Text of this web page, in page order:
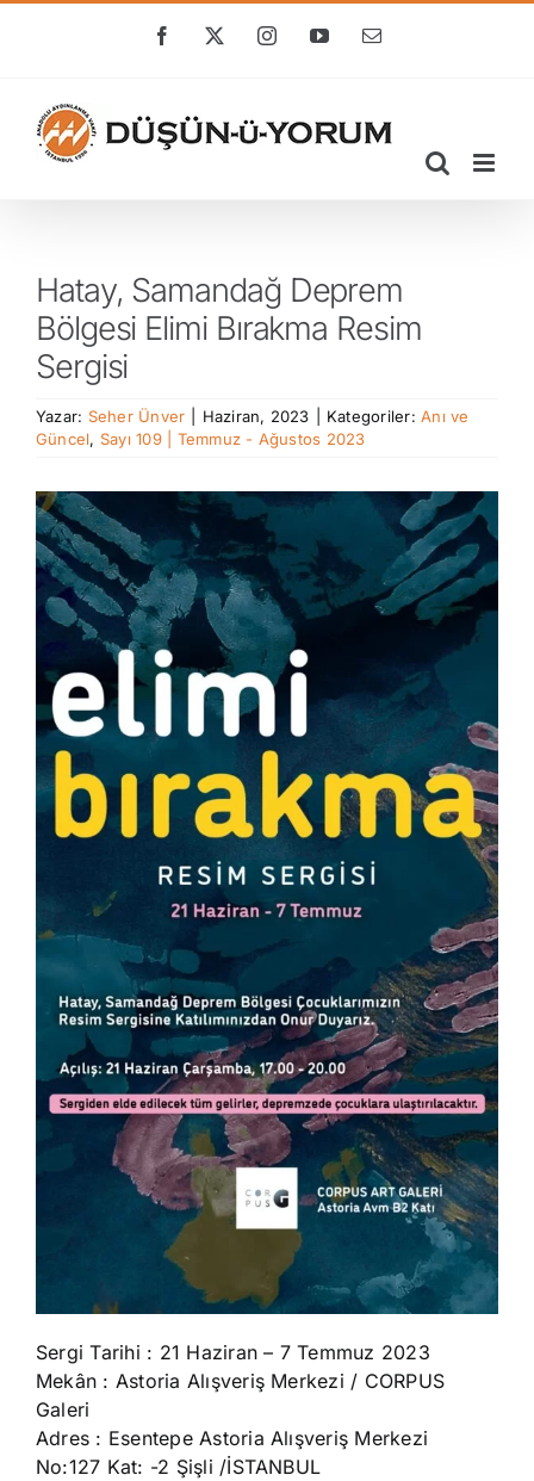
Facebook
X InstagramYouTube
E-
Hatay, Samandağ Deprem
Bölgesi Elimi Bırakma Resim
Sergisi
Yazar: Seher Ünver Haziran, 2023 Kategoriler:Anı ve
Güncel, Sayı 109 | Temmuz - Ağustos 2023
Sergi Tarihi : 21 Haziran – 7 Temmuz 2023
Mekân : Astoria Alışveriş Merkezi / CORPUS
Galeri
Adres : Esentepe Astoria Alışveriş Merkezi
No:127 Kat: -2 Şişli /İSTANBUL